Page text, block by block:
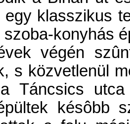
egy klasszikus
konyhás
végén
s közvetlenül
Táncsics utca
késôbb